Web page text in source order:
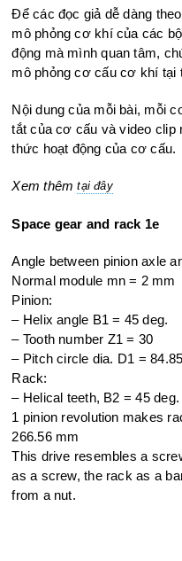
Để các đọc giả dễ dàng
mô phỏng cơ khí của các
động mà mình quan tâm,
mô phỏng cơ cấu cơ khí tại
Nội dung của mỗi bài, mỗi
tắt của cơ cấu và video clip
thức hoạt động của cơ cấu.
Xem thêmtại đây
Space gear and rack 1e
Angle between pinion axle
Normal module mn = 2 mm
Pinion:
– Helix angle B1 = 45 deg.
– Tooth number Z1 = 30
– Pitch circle dia. D1 =
Rack:
– Helical teeth, B2 = 45 deg.
1 pinion revolution makes
266.56 mm
This drive resembles a
as a screw, the rack as a
from a nut.